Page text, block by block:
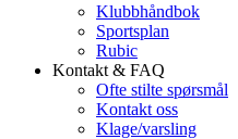
Klubbhåndbok
Sportsplan
Rubic
Kontakt & FAQ
Ofte stilte spørsmål
Kontakt oss
Klage/varsling